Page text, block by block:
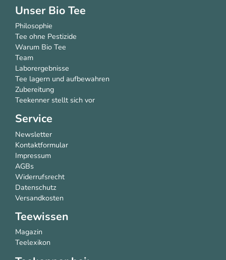
Unser Bio Tee
Philosophie
Tee ohne Pestizide
Warum Bio Tee
Team
Laborergebnisse
Tee lagern und aufbewahren
Zubereitung
Teekenner stellt sich vor
Service
Newsletter
Kontaktformular
Impressum
AGBs
Widerrufsrecht
Datenschutz
Versandkosten
Teewissen
Magazin
Teelexikon